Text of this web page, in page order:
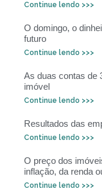
Continue lendo >>>
O domingo, o
futuro
Continue lendo >>>
As duas contas de
imóvel
Continue lendo >>>
Resultados das
Continue lendo >>>
O preço dos
inflação, da renda
Continue lendo >>>